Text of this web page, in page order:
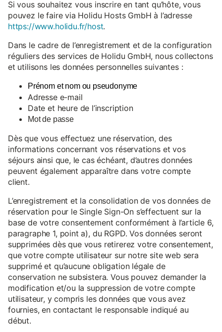
Si vous souhaitez vous inscrire en tant qu’hôte, vous
pouvez le faire via Holidu Hosts GmbH à l’adresse
https://www.holidu.fr/host.
Dans le cadre de l’enregistrement et de la configuration
réguliers des services de Holidu GmbH, nous collectons
et utilisons les données personnelles suivantes :
Prénom et nom ou pseudonyme
Adresse e-mail
Date et heure de l’inscription
Mot de passe
Dès que vous effectuez une réservation, des
informations concernant vos réservations et vos
séjours ainsi que, le cas échéant, d’autres données
peuvent également apparaître dans votre compte
client.
L’enregistrement et la consolidation de vos données de
réservation pour le Single Sign-On s’effectuent sur la
base de votre consentement conformément à l’article 6,
paragraphe 1, point a), du RGPD. Vos données seront
supprimées dès que vous retirerez votre consentement,
que votre compte utilisateur sur notre site web sera
supprimé et qu’aucune obligation légale de
conservation ne subsistera. Vous pouvez demander la
modification et/ou la suppression de votre compte
utilisateur, y compris les données que vous avez
fournies, en contactant le responsable indiqué au
début.